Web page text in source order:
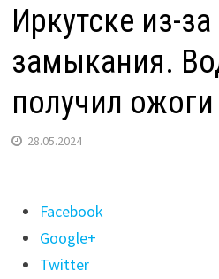
Иркутске из-
замыкания.
получил ожоги
28.05.2024
Поделиться
"Land
Cruiser
Facebook
Google+
Twitter